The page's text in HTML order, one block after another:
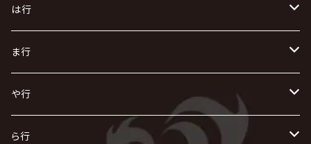
Azavana
Waive
UCHUSENTAI:NOIZ / 宇宙戦隊NOIZ
ACE OF SPADES
X JAPAN
お
AURORIZE
OFIAM
キズ
Crack6
グラビティ
け
[ kei ] / 圭
仮病
こ
GOATBED
ゴールデンボンバー
The THIRTEEN
Zeke Deux
Z CLEAR
す
Z CLEAR
超ジャシー
せ
ゼラ
零[Hz]
そ
SOPHIA
DASEIN
DAIGO
ち
CHAQLA.
つ
て
D
と
な
NIGHTMARE
NAZARE
に
NiEL
NICOLAS
ぬ
nurié
ね
は行
は
heidi.
H.U.G
ひ
HERO
ふ
ま行
ま
THE MICRO HEAD 4N'S
み
や行
や
ら行